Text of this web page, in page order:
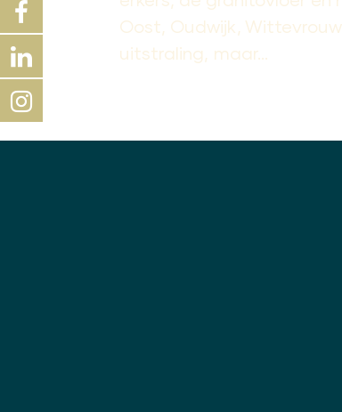
Oost, Oudwijk,
uitstraling, maar...